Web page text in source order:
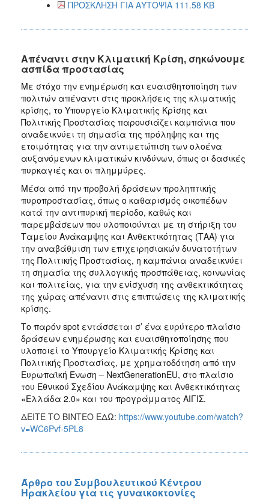
ΠΡΟΣΚΛΗΣΗ ΓΙΑ ΑΥΤΟΨΙΑ 111.58 KB
Απέναντι στην Κλιματική Κρίση, σηκώνουμε
ασπίδα προστασίας
Με στόχο την ενημέρωση και ευαισθητοποίηση των
πολιτών απέναντι στις προκλήσεις της κλιματικής
κρίσης, το Υπουργείο Κλιματικής Κρίσης και
Πολιτικής Προστασίας παρουσιάζει καμπάνια που
αναδεικνύει τη σημασία της πρόληψης και της
ετοιμότητας για την αντιμετώπιση των ολοένα
αυξανόμενων κλιματικών κινδύνων, όπως οι δασικές
πυρκαγιές και οι πλημμύρες.
Μέσα από την προβολή δράσεων προληπτικής
πυροπροστασίας, όπως ο καθαρισμός οικοπέδων
κατά την αντιπυρική περίοδο, καθώς και
παρεμβάσεων που υλοποιούνται με τη στήριξη του
Ταμείου Ανάκαμψης και Ανθεκτικότητας (ΤΑΑ) για
την αναβάθμιση των επιχειρησιακών δυνατοτήτων
της Πολιτικής Προστασίας, η καμπάνια αναδεικνύει
τη σημασία της συλλογικής προσπάθειας, κοινωνίας
και πολιτείας, για την ενίσχυση της ανθεκτικότητας
της χώρας απέναντι στις επιπτώσεις της κλιματικής
κρίσης.
Το παρόν spot εντάσσεται σ’ ένα ευρύτερο πλαίσιο
δράσεων ενημέρωσης και ευαισθητοποίησης που
υλοποιεί το Υπουργείο Κλιματικής Κρίσης και
Πολιτικής Προστασίας, με χρηματοδότηση από την
Ευρωπαϊκή Ένωση – NextGenerationEU, στο πλαίσιο
του Εθνικού Σχεδίου Ανάκαμψης και Ανθεκτικότητας
«Ελλάδα 2.0» και του προγράμματος ΑΙΓΙΣ.
ΔΕΙΤΕ ΤΟ ΒΙΝΤΕΟ ΕΔΩ: https://www.youtube.com/watch?
v=WC6Pvf-5PL8
Άρθρο του Συμβουλευτικού Κέντρου
Ηρακλείου για τις γυναικοκτονίες